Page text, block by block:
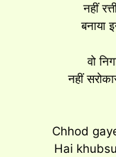
नहीं
बनाया
वो
नहीं
Chhod
Hai